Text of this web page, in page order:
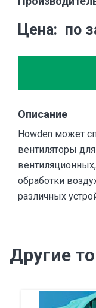
Цена по
Описание
Howden может
вентиляторы
обработки
различных
Другие